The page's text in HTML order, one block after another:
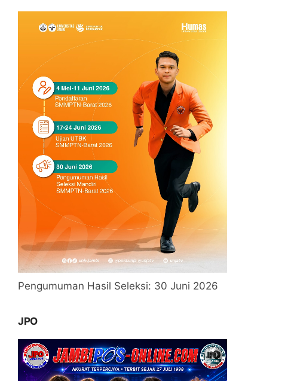
Pengumuman Hasil Seleksi: 30 Juni 2026
JPO